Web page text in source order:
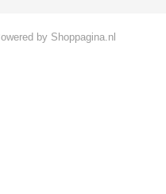
by Shoppagina.nl